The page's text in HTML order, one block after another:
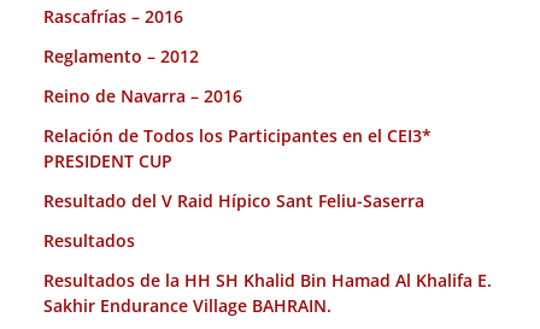
Rascafrías – 2016
Reglamento – 2012
Reino de Navarra – 2016
Relación de Todos los Participantes en el CEI3*
PRESIDENT CUP
Resultado del V Raid Hípico Sant Feliu-Saserra
Resultados
Resultados de la HH SH Khalid Bin Hamad Al Khalifa E.
Sakhir Endurance Village BAHRAIN.